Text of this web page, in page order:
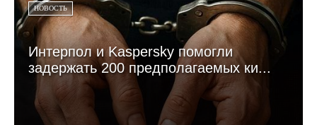
НОВОСТЬ
Интерпол и Kaspersky помогли
задержать 200 предполагаемых ки...